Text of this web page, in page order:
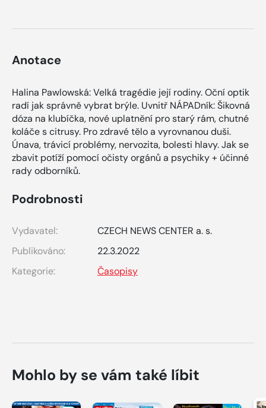
Anotace
Halina Pawlowská: Velká tragédie její rodiny. Oční optik
radí jak správně vybrat brýle. Uvnitř NÁPADník: Šikovná
dóza na klubíčka, nové uplatnění pro starý rám, chutné
koláče s citrusy. Pro zdravé tělo a vyrovnanou duši.
Únava, trávicí problémy, nervozita, bolesti hlavy. Jak se
zbavit potíží pomocí očisty orgánů a psychiky + účinné
rady odborníků.
Podrobnosti
Vydavatel:
CZECH NEWS CENTER a. s.
Publikováno:
22.3.2022
Kategorie:
Časopisy
Mohlo by se vám také líbit